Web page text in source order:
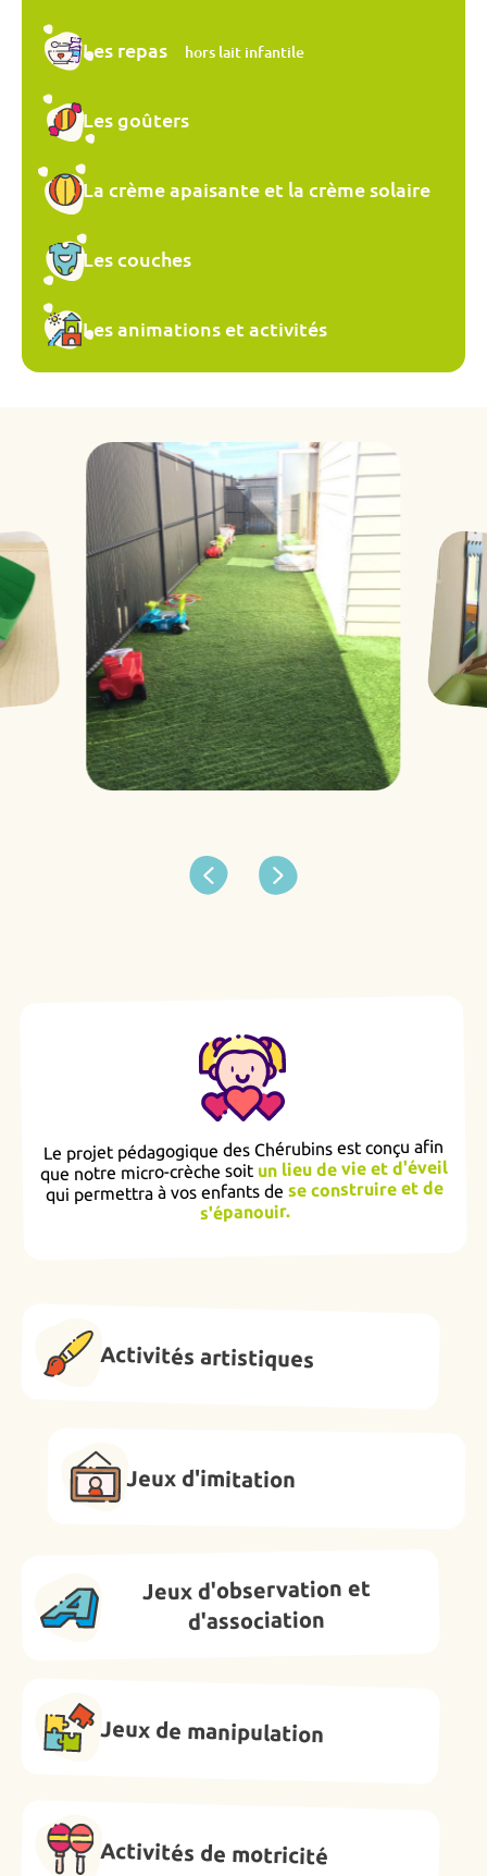
Les repas hors lait infantile
Les goûters
La crème apaisante et la crème solaire
Les couches
Les animations et activités
Le projet pédagogique des Chérubins est conçu afin
que notre micro-crèche soit un lieu de vie et d'éveil
qui permettra à vos enfants dese construire et de
s'épanouir.
Activités artistiques
Jeux d'imitation
Jeux d'observation et
d'association
Jeux de manipulation
Activités de motricité